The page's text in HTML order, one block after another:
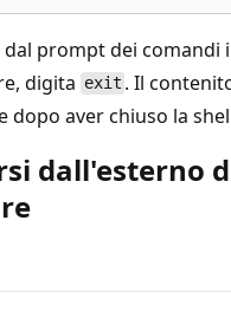
dal prompt dei comandi
digita exit . Il
dopo aver chiuso la
dall'esterno